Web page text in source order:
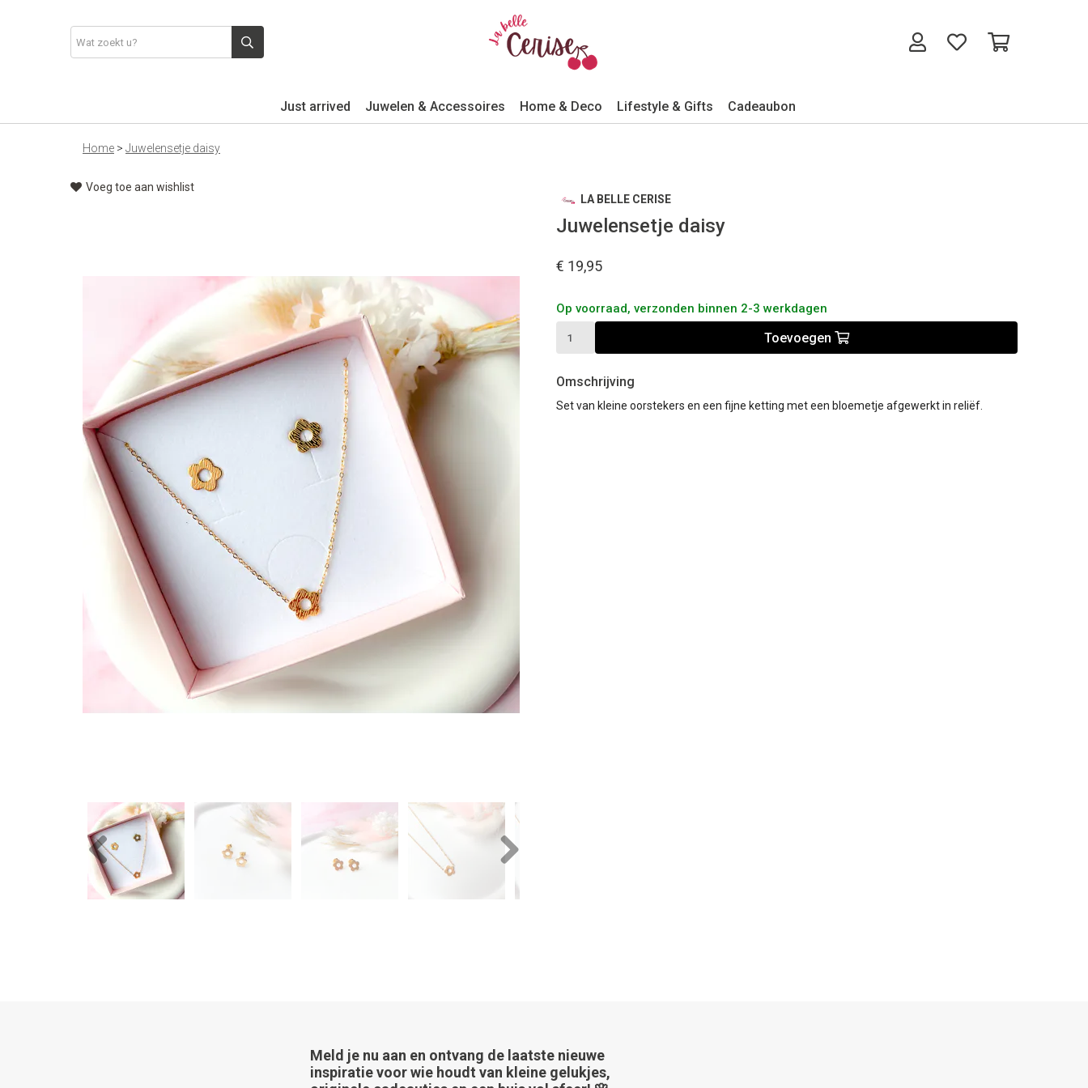
Just arrived Juwelen & Accessoires Home & Deco Lifestyle & Gifts Cadeaubon
Home > Juwelensetje daisy
Voeg toe aan wishlist
Previous
LA BELLE CERISE
Juwelensetje daisy
€ 19,95
Op voorraad, verzonden binnen 2-3 werkdagen
Toevoegen
Omschrijving
Set van kleine oorstekers en een fijne ketting met een bloemetje afgewerkt in reliëf.
Meld je nu aan en ontvang de laatste nieuwe
inspiratie voor wie houdt van kleine gelukjes,